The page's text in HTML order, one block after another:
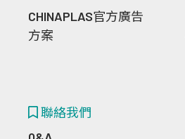
CHINAPLAS官方廣告
方案
聯絡我們